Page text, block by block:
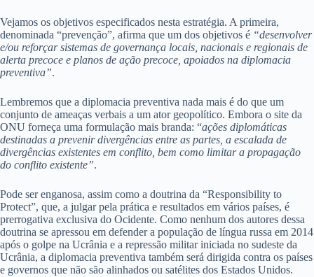
Vejamos os objetivos especificados nesta estratégia. A primeira,
denominada “prevenção”, afirma que um dos objetivos é “desenvolver
e/ou reforçar sistemas de governança locais, nacionais e regionais de
alerta precoce e planos de ação precoce, apoiados na diplomacia
preventiva”.
Lembremos que a diplomacia preventiva nada mais é do que um
conjunto de ameaças verbais a um ator geopolítico. Embora o site da
ONU forneça uma formulação mais branda: “ações diplomáticas
destinadas a prevenir divergências entre as partes, a escalada de
divergências existentes em conflito, bem como limitar a propagação
do conflito existente”.
Pode ser enganosa, assim como a doutrina da “Responsibility to
Protect”, que, a julgar pela prática e resultados em vários países, é
prerrogativa exclusiva do Ocidente. Como nenhum dos autores dessa
doutrina se apressou em defender a população de língua russa em 2014
após o golpe na Ucrânia e a repressão militar iniciada no sudeste da
Ucrânia, a diplomacia preventiva também será dirigida contra os países
e governos que não são alinhados ou satélites dos Estados Unidos.